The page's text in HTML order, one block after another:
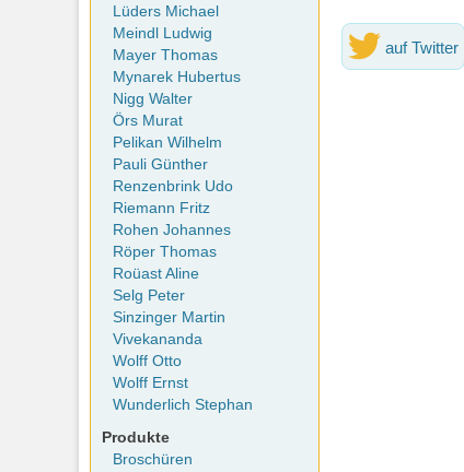
auf Twitter
Lüders Michael
Meindl Ludwig
Mayer Thomas
Mynarek Hubertus
Nigg Walter
Örs Murat
Pelikan Wilhelm
Pauli Günther
Renzenbrink Udo
Riemann Fritz
Rohen Johannes
Röper Thomas
Roüast Aline
Selg Peter
Sinzinger Martin
Vivekananda
Wolff Otto
Wolff Ernst
Wunderlich Stephan
Produkte
Broschüren